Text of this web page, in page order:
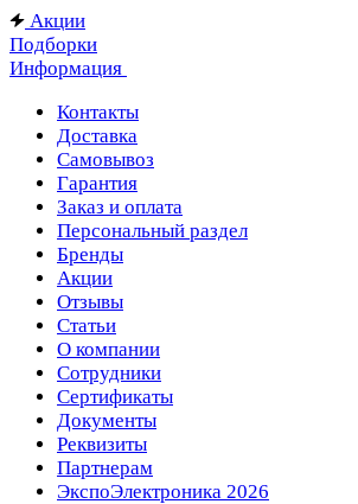
Акции
Подборки
Информация
Контакты
Доставка
Самовывоз
Гарантия
Заказ и оплата
Персональный раздел
Бренды
Акции
Отзывы
Статьи
О компании
Сотрудники
Сертификаты
Документы
Реквизиты
Партнерам
ЭкспоЭлектроника 2026